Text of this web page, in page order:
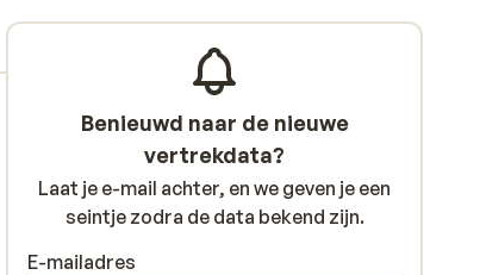
Benieuwd naar de nieuwe
vertrekdata?
Laat je e-mail achter, en we geven je een
seintje zodra de data bekend zijn.
E-mailadres